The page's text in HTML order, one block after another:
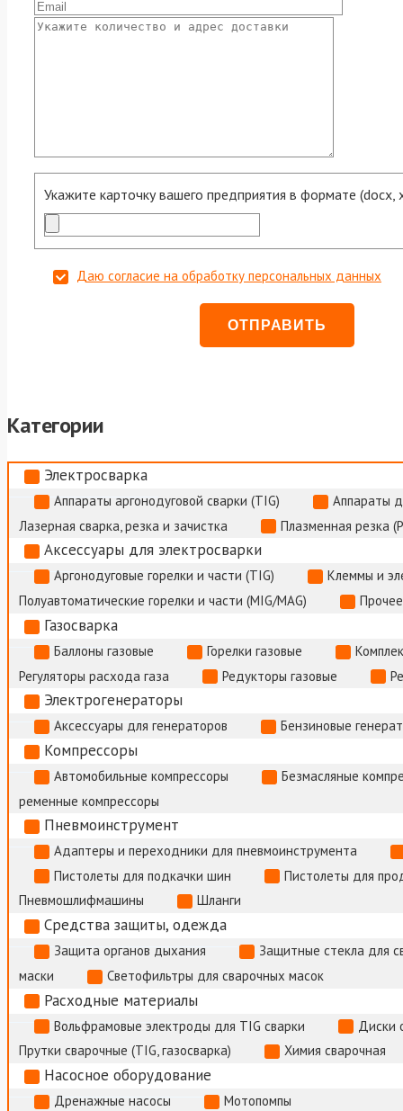
Укажите карточку вашего предприятия в формате (docx,
Даю согласие на обработку персональных данных
Категории
Электросварка
Аппараты аргонодуговой сварки (TIG)
Аппараты
Лазерная сварка, резка и зачистка
Плазменная резка
Аксессуары для электросварки
Аргонодуговые горелки и части (TIG)
Клеммы и
Полуавтоматические горелки и части (MIG/MAG)
Газосварка
Баллоны газовые Горелки газовые
Регуляторы расхода газа
Редукторы газовые
Электрогенераторы
Аксессуары для генераторов Бензиновые
Компрессоры
Автомобильные компрессоры
Безмасляные
ременные компрессоры
Пневмоинструмент
Адаптеры и переходники для пневмоинструмента
Пистолеты для подкачки шин
Пистолеты для
Пневмошлифмашины
Шланги
Средства защиты, одежда
Защита органов дыхания
Защитные стекла для
маски
Светофильтры для сварочных масок
Расходные материалы
Вольфрамовые электроды для TIG сварки
Диски
Прутки сварочные (TIG, газосварка)
Химия сварочная
Насосное оборудование
Дренажные насосы Мотопомпы